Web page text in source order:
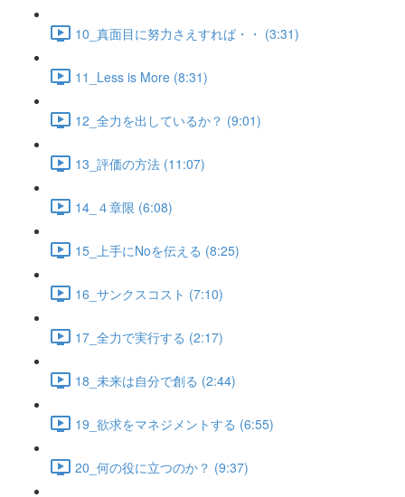
10_真面目に努力さえすれば・・ (3:31)
11_Less is More (8:31)
12_全力を出しているか？ (9:01)
13_評価の方法 (11:07)
14_４章限 (6:08)
15_上手にNoを伝える (8:25)
16_サンクスコスト (7:10)
17_全力で実行する (2:17)
18_未来は自分で創る (2:44)
19_欲求をマネジメントする (6:55)
20_何の役に立つのか？ (9:37)